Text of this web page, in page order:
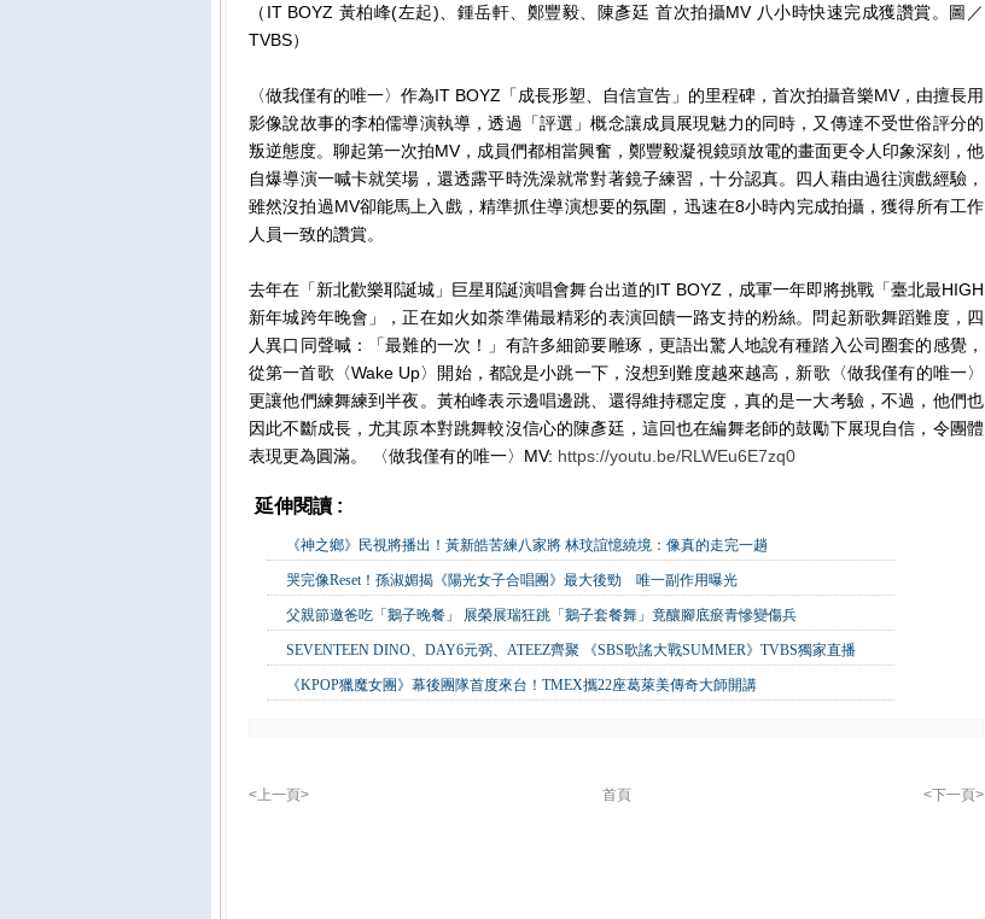
（IT BOYZ 黃柏峰(左起)、鍾岳軒、鄭豐毅、陳彥廷 首次拍攝MV 八小時快速完成獲讚賞。圖／
TVBS）
〈做我僅有的唯一〉作為IT BOYZ「成長形塑、自信宣告」的里程碑，首次拍攝音樂MV，由擅長用
影像說故事的李柏儒導演執導，透過「評選」概念讓成員展現魅力的同時，又傳達不受世俗評分的
叛逆態度。聊起第一次拍MV，成員們都相當興奮，鄭豐毅凝視鏡頭放電的畫面更令人印象深刻，他
自爆導演一喊卡就笑場，還透露平時洗澡就常對著鏡子練習，十分認真。四人藉由過往演戲經驗，
雖然沒拍過MV卻能馬上入戲，精準抓住導演想要的氛圍，迅速在8小時內完成拍攝，獲得所有工作
人員一致的讚賞。
去年在「新北歡樂耶誕城」巨星耶誕演唱會舞台出道的IT BOYZ，成軍一年即將挑戰「臺北最HIGH
新年城跨年晚會」，正在如火如荼準備最精彩的表演回饋一路支持的粉絲。問起新歌舞蹈難度，四
人異口同聲喊：「最難的一次！」有許多細節要雕琢，更語出驚人地說有種踏入公司圈套的感覺，
從第一首歌〈Wake Up〉開始，都說是小跳一下，沒想到難度越來越高，新歌〈做我僅有的唯一〉
更讓他們練舞練到半夜。黃柏峰表示邊唱邊跳、還得維持穩定度，真的是一大考驗，不過，他們也
因此不斷成長，尤其原本對跳舞較沒信心的陳彥廷，這回也在編舞老師的鼓勵下展現自信，令團體
表現更為圓滿。 〈做我僅有的唯一〉MV: https://youtu.be/RLWEu6E7zq0
延伸閱讀 :
《神之鄉》民視將播出！黃新皓苦練八家將 林玟誼憶繞境：像真的走完一趟
哭完像Reset！孫淑媚揭《陽光女子合唱團》最大後勁 唯一副作用曝光
父親節邀爸吃「鵝子晚餐」 展榮展瑞狂跳「鵝子套餐舞」竟釀腳底瘀青慘變傷兵
SEVENTEEN DINO、DAY6元弼、ATEEZ齊聚 《SBS歌謠大戰SUMMER》TVBS獨家直播
《KPOP獵魔女團》幕後團隊首度來台！TMEX攜22座葛萊美傳奇大師開講
<上一頁> <下一頁>
首頁